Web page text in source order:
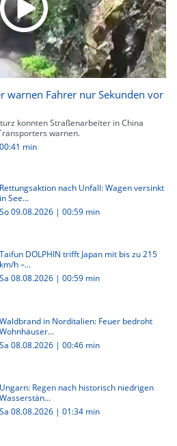
warnen Fahrer nur Sekunden vor
konnten Straßenarbeiter in China
warnen.
min
Rettungsaktion nach Unfall: Wagen versinkt
in See...
So 09.08.2026 | 00:59 min
Taifun DOLPHIN trifft Japan mit bis zu 215
km/h –...
Sa 08.08.2026 | 00:59 min
Waldbrand in Norditalien: Feuer bedroht
Wohnhäuser...
Sa 08.08.2026 | 00:46 min
Ungarn: Regen nach historisch niedrigen
Wasserstän...
Sa 08.08.2026 | 01:34 min